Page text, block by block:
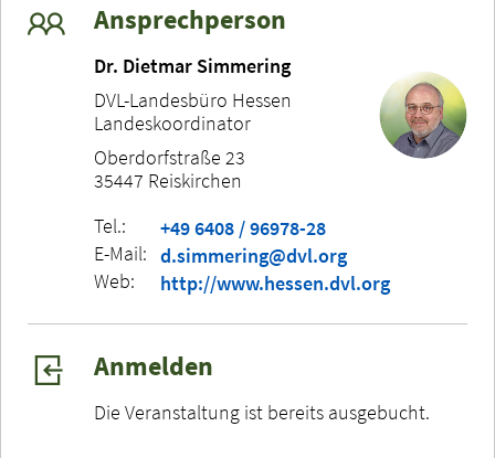
Ansprechperson
Dr. Dietmar Simmering
DVL-Landesbüro Hessen
Landeskoordinator
Oberdorfstraße 23
35447 Reiskirchen
Tel.:
+49 6408 / 96978-28
E-Mail: d.simmering@dvl.org
Web:
http://www.hessen.dvl.org
Anmelden
Die Veranstaltung ist bereits ausgebucht.